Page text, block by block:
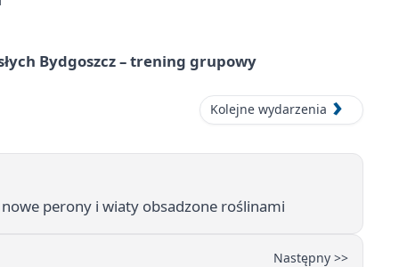
Bydgoszcz – trening grupowy
Kolejne wydarzenia
perony i wiaty obsadzone roślinami
Następny >>